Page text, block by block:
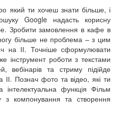
який ти хочеш знати більше, і
Google надасть корисну
Зробити замовлення в кафе в
більше не проблема – з цим
на ІІ. Точніше сформулювати
інструмент роботи з текстами
вебінарів та стриму підійде
ІІ. Познач фото та відео, які ти
функція Фільм
компонування та створення